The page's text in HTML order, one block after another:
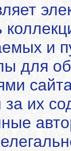
и
для
за их